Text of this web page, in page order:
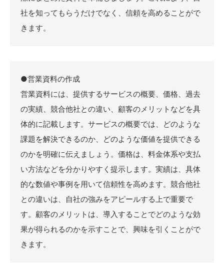
社を知ってもらうだけでなく、信頼を高めることがで
きます。
●営業資料の作成
営業資料には、提供するサービスの概要、価格、過去
の実績、競合他社との違い、顧客のメリットなどを具
体的に記載します。サービスの概要では、どのような
課題を解決できるのか、どのような価値を提供できる
のかを明確に伝えましょう。価格は、料金体系や支払
い方法などを分かりやすく提示します。実績は、具体
的な数値や事例を用いて信頼性を高めます。競合他社
との違いは、自社の強みをアピールする上で重要で
す。顧客のメリットは、導入することでどのような効
果が得られるのかを示すことで、興味を引くことがで
きます。